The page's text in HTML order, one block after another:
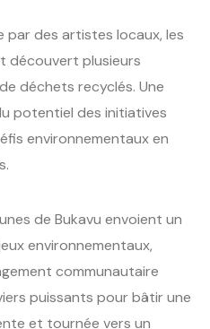
par des artistes locaux, les
découvert plusieurs
déchets recyclés. Une
potentiel des initiatives
environnementaux en
de Bukavu envoient un
environnementaux,
communautaire
puissants pour bâtir une
et tournée vers un